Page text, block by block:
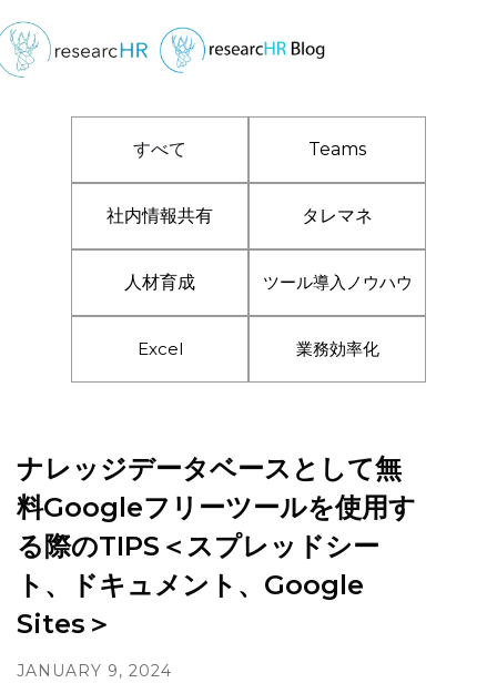
すべて Teams
社内情報共有 タレマネ
人材育成 ツール導入ノウハウ
Excel 業務効率化
ナレッジデータベースとして無
料Googleフリーツールを使用す
る際のTIPS＜スプレッドシー
ト、ドキュメント、Google
Sites＞
JANUARY 9, 2024